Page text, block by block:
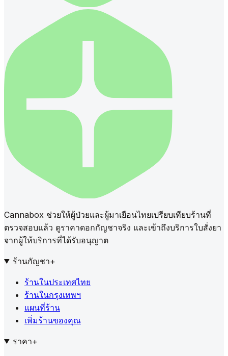
Cannabox ช่วยให้ผู้ป่วยและผู้มาเยือนไทยเปรียบเทียบร้านที่
ตรวจสอบแล้ว ดูราคาดอกกัญชาจริง และเข้าถึงบริการใบสั่งยา
จากผู้ให้บริการที่ได้รับอนุญาต
ร้านกัญชา+
ร้านในประเทศไทย
ร้านในกรุงเทพฯ
แผนที่ร้าน
เพิ่มร้านของคุณ
ราคา+